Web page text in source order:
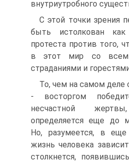
внутриутробного
С этой точки зрения
быть истолкован
протеста против того,
в этот мир со
страданиями и
То, чем на самом деле
- восторгом
несчастной
определяется еще до
Но, разумеется, в
жизнь человека
столкнется,